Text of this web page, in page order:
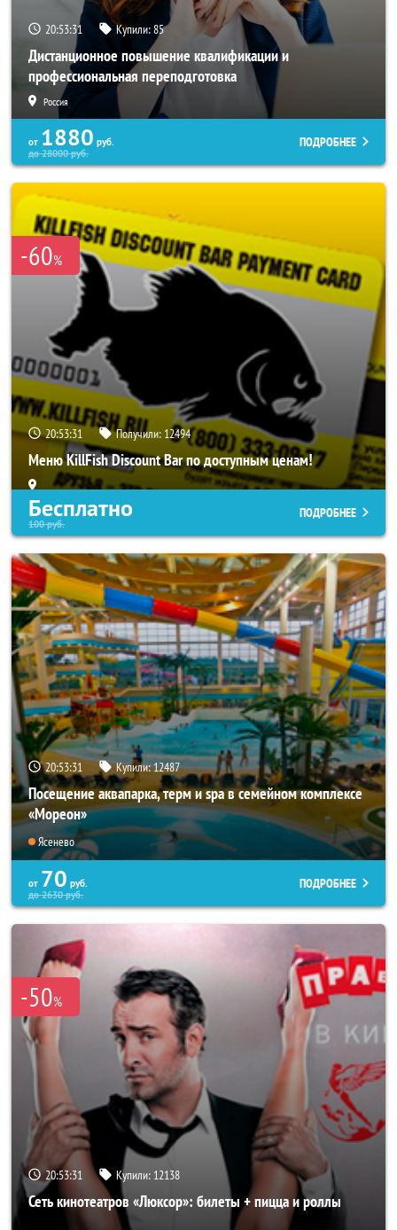
20:53:27 Купили:85
Дистанционное повышение квалификации и
профессиональная переподготовка
Россия
от 1880 руб.
до28000руб.
ПОДРОБНЕЕ
-60%
20:53:27 Получили: 12494
Меню KillFish Discount Bar по доступным ценам!
Бесплатно
100руб.
ПОДРОБНЕЕ
20:53:27 Купили:12487
Посещение аквапарка, терм и spa в семейном комплексе
«Мореон»
Ясенево
от 70 руб.
до2630руб.
ПОДРОБНЕЕ
-50%
20:53:27 Купили: 12138
Сеть кинотеатров «Люксор»: билеты + пицца и роллы